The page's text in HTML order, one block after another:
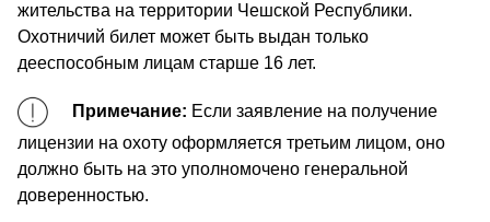
жительства на территории Чешской Республики.
Охотничий билет может быть выдан только
дееспособным лицам старше 16 лет.
Примечание: Если заявление на получение
лицензии на охоту оформляется третьим лицом, оно
должно быть на это уполномочено генеральной
доверенностью.